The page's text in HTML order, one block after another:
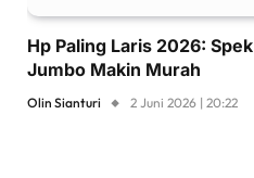
Hp Paling Laris 2026:
Jumbo Makin Murah
Olin Sianturi 2 Juni 2026 | 20:22